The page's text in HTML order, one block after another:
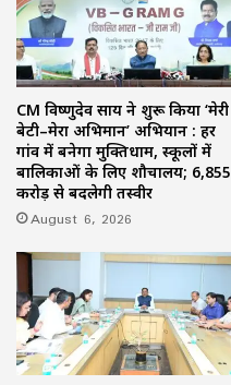
CM विष्णुदेव साय ने शुरू किया ‘मेरी
बेटी–मेरा अभिमान’ अभियान : हर
गांव में बनेगा मुक्तिधाम, स्कूलों में
बालिकाओं के लिए शौचालय; 6,855
करोड़ से बदलेगी तस्वीर
August 6, 2026